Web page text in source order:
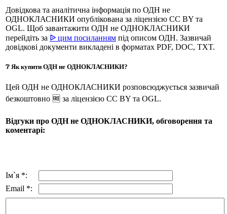
Довідкова та аналітична інформація по ОДН не
ОДНОКЛАСНИКИ опублікована за ліцензією CC BY та
OGL. Щоб завантажити ОДН не ОДНОКЛАСНИКИ
перейдіть за ᐉ цим посиланням під описом ОДН. Зазвичай
довідкові документи викладені в форматах PDF, DOC, TXT.
❔ Як купити ОДН не ОДНОКЛАСНИКИ?
Цей ОДН не ОДНОКЛАСНИКИ розповсюджується зазвичай
безкоштовно 🆓 за ліцензією CC BY та OGL.
Відгуки про ОДН не ОДНОКЛАСНИКИ, обговорення та
коментарі:
Ім`я *:
Email *: